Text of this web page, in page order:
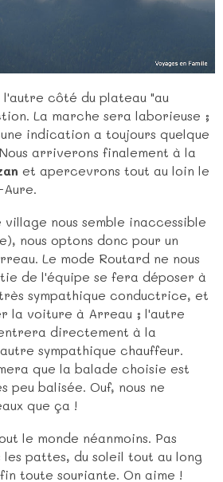
l'autre côté du plateau "au
La marche sera laborieuse ;
indication a toujours quelque
arriverons finalement à la
et apercevrons tout au loin le
village nous semble inaccessible
nous optons donc pour un
Le mode Routard ne nous
de l'équipe se fera déposer à
sympathique conductrice, et
la voiture à Arreau ; l'autre
directement à la
sympathique chauffeur.
que la balade choisie est
balisée. Ouf, nous ne
que ça !
le monde néanmoins. Pas
les pattes, du soleil tout au long
toute souriante. On aime !